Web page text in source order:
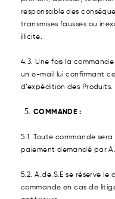
responsable des
transmises fausses ou
illicite.
4.3. Une fois la
un e-mail lui confirmant
d’expédition des Produits.
COMMANDE :
5.1. Toute commande
paiement demandé par
5.2. A.de.S.E se réserve
commande en cas de